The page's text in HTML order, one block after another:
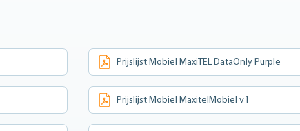
Prijslijst Mobiel MaxiTEL DataOnly Purple
Prijslijst Mobiel MaxitelMobiel v1